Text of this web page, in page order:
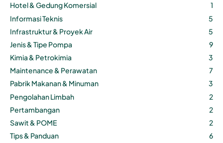
Hotel & Gedung Komersial
1
Informasi Teknis
5
Infrastruktur & Proyek Air
5
Jenis & Tipe Pompa
9
Kimia & Petrokimia
3
Maintenance & Perawatan
7
Pabrik Makanan & Minuman
3
Pengolahan Limbah
2
Pertambangan
2
Sawit & POME
2
Tips & Panduan
6